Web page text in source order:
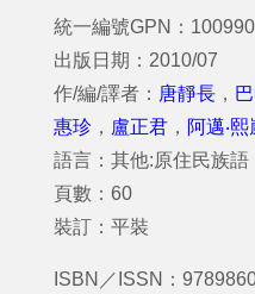
統一編號GPN：
出版日期：2010/07
作/編/譯者： 唐靜長 ，
惠珍 ， 盧正君 ， 阿邁‧熙
語言：其他:原住民族語
頁數：60
裝訂：平裝
ISBN／ISSN：